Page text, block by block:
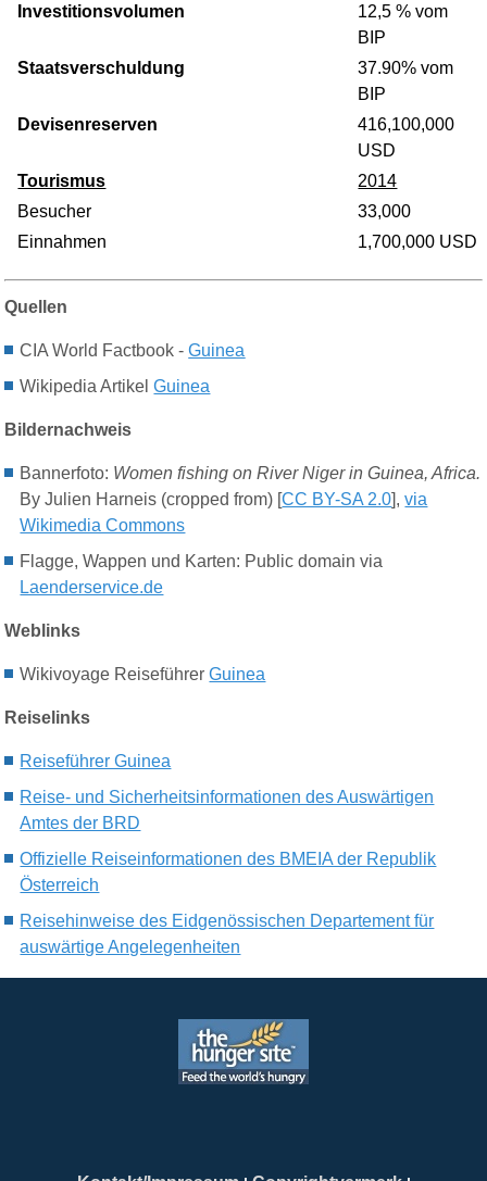
Investitionsvolumen
12,5 % vom
BIP
Staatsverschuldung
37.90% vom
BIP
Devisenreserven
416,100,000
USD
Tourismus
2014
Besucher
33,000
Einnahmen
1,700,000 USD
Quellen
CIA World Factbook -Guinea
Wikipedia ArtikelGuinea
Bildernachweis
Bannerfoto: Women fishing on River Niger in Guinea, Africa.
By Julien Harneis (cropped from) [CC BY-SA 2.0],via
Wikimedia Commons
Flagge, Wappen und Karten: Public domain via
Laenderservice.de
Weblinks
Wikivoyage ReiseführerGuinea
Reiselinks
Reiseführer Guinea
Reise- und Sicherheitsinformationen des Auswärtigen
Amtes der BRD
Offizielle Reiseinformationen des BMEIA der Republik
Österreich
Reisehinweise des Eidgenössischen Departement für
auswärtige Angelegenheiten